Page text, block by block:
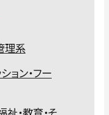
理系
ョン・フー